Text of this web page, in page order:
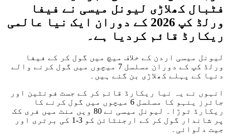
فٹبال کھلاڑی لیونل میسی نے فیفا
ورلڈ کپ 2026 کے دوران ایک نیا عالمی
ریکارڈ قائم کردیا ہے۔
لیونل میسی اردن کے خلاف میچ میں گول کر کے فیفا
ورلڈ کپ کے دوران مسلسل 7 میچوں میں گول کرنے والے
دنیا کے پہلے کھلاڑی بن گئے ہیں۔
انہوں نے یہ نیا ریکارڈ قائم کر کے جسٹ فونٹین اور
جائرز ینہو کا مسلسل 6 میچوں میں گول کرنے کا
ریکارڈ توڑا۔ لیونل میسی نے 80 ویں منٹ میں فری کک
پر شاندار گول کر کے ارجنٹائن کو 3-1 کی برتری اور
جیت دلوائی۔